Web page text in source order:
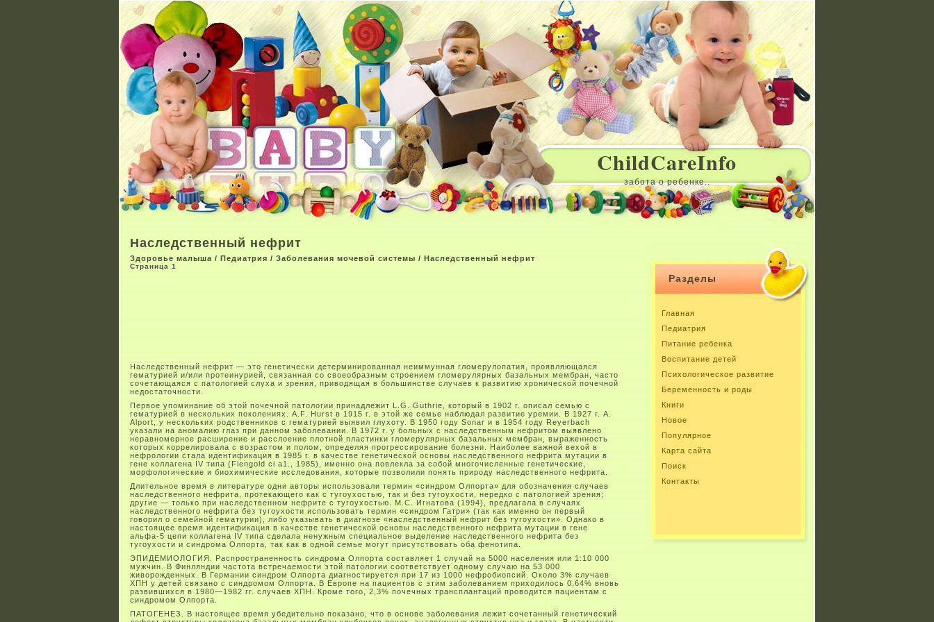
ChildCareInfo
забота о ребенке..
Наследственный нефрит
Здоровье малыша / Педиатрия / Заболевания мочевой системы / Наследственный нефрит
Страница 1
Наследственный нефрит — это генетически детерминированная неиммунная гломерулопатия, проявляющаяся
гематурией и/или протеинурией, связанная со своеобразным строением гломерулярных базальных мембран, часто
сочетающаяся с патологией слуха и зрения, приводящая в большинстве случаев к развитию хронической почечной
недостаточности.
Первое упоминание об этой почечной патологии принадлежит L.G. Guthrie, который в 1902 г. описал семью с
гематурией в нескольких поколениях. A.F. Hurst в 1915 г. в этой же семье наблюдал развитие уремии. В 1927 г. A.
Alport, у нескольких родственников с гематурией выявил глухоту. В 1950 году Sonar и в 1954 году Reyerbach
указали на аномалию глаз при данном заболевании. В 1972 г. у больных с наследственным нефритом выявлено
неравномерное расширение и расслоение плотной пластинки гломерулярных базальных мембран, выраженность
которых коррелировала с возрастом и полом, определяя прогрессирование болезни. Наиболее важной вехой в
нефрологии стала идентификация в 1985 г. в качестве генетической основы наследственного нефрита мутации в
гене коллагена IV типа (Fiengold сі а1., 1985), именно она повлекла за собой многочисленные генетические,
морфологические и биохимические исследования, которые позволили понять природу наследственного нефрита.
Длительное время в литературе одни авторы использовали термин «синдром Олпорта» для обозначения случаев
наследственного нефрита, протекающего как с тугоухостью, так и без тугоухости, нередко с патологией зрения;
другие — только при наследственном нефрите с тугоухостью. М.С. Игнатова (1994), предлагала в случаях
наследственного нефрита без тугоухости использовать термин «синдром Гатри» (так как именно он первый
говорил о семейной гематурии), либо указывать в диагнозе «наследственный нефрит без тугоухости». Однако в
настоящее время идентификация в качестве генетической основы наследственного нефрита мутации в гене
альфа-5 цепи коллагена IV типа сделала ненужным специальное выделение наследственного нефрита без
тугоухости и синдрома Олпорта, так как в одной семье могут присутствовать оба фенотипа.
ЭПИДЕМИОЛОГИЯ. Распространенность синдрома Олпорта составляет 1 случай на 5000 населения или 1:10 000
мужчин. В Финляндии частота встречаемости этой патологии соответствует одному случаю на 53 000
живорожденных. В Германии синдром Олпорта диагностируется при 17 из 1000 нефробиопсий. Около 3% случаев
ХПН у детей связано с синдромом Олпорта. В Европе на пациентов с этим заболеванием приходилось 0,64% вновь
развившихся в 1980—1982 гг. случаев ХПН. Кроме того, 2,3% почечных трансплантаций проводится пациентам с
синдромом Олпорта.
ПАТОГЕНЕЗ. В настоящее время убедительно показано, что в основе заболевания лежит сочетанный генетический
Разделы
Главная
Педиатрия
Питание ребенка
Воспитание детей
Психологическое развитие
Беременность и роды
Книги
Новое
Популярное
Карта сайта
Поиск
Контакты